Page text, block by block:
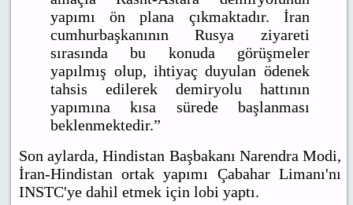
yapımı ön plana çıkmaktadır. İran
cumhurbaşkanının Rusya ziyareti
sırasında bu konuda görüşmeler
yapılmış olup, ihtiyaç duyulan ödenek
tahsis edilerek demiryolu hattının
yapımına kısa sürede başlanması
beklenmektedir.”
Son aylarda, Hindistan Başbakanı Narendra Modi,
İran-Hindistan ortak yapımı Çabahar Limanı'nı
INSTC'ye dahil etmek için lobi yaptı.